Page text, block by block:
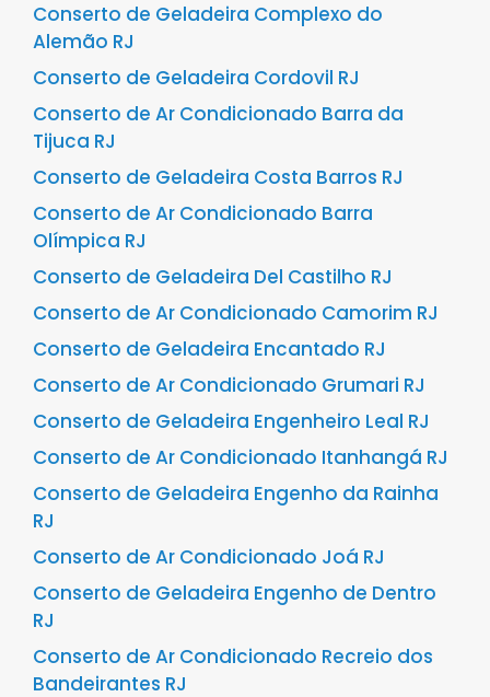
Conserto de Geladeira Complexo do
Alemão RJ
Conserto de Geladeira Cordovil RJ
Conserto de Ar Condicionado Barra da
Tijuca RJ
Conserto de Geladeira Costa Barros RJ
Conserto de Ar Condicionado Barra
Olímpica RJ
Conserto de Geladeira Del Castilho RJ
Conserto de Ar Condicionado Camorim RJ
Conserto de Geladeira Encantado RJ
Conserto de Ar Condicionado Grumari RJ
Conserto de Geladeira Engenheiro Leal RJ
Conserto de Ar Condicionado Itanhangá RJ
Conserto de Geladeira Engenho da Rainha
RJ
Conserto de Ar Condicionado Joá RJ
Conserto de Geladeira Engenho de Dentro
RJ
Conserto de Ar Condicionado Recreio dos
Bandeirantes RJ